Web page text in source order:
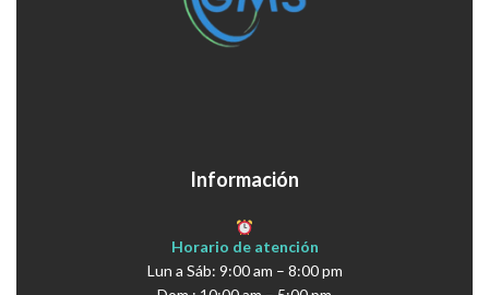
Información
Horario de atención
Lun a Sáb: 9:00 am – 8:00 pm